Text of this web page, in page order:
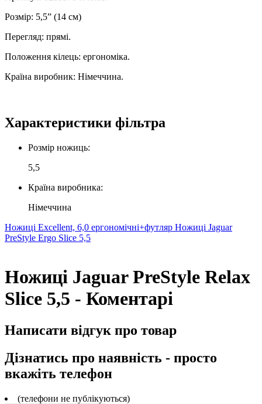
Розмір: 5,5” (14 см)
Перегляд: прямі.
Положення кілець: ергономіка.
Країна виробник: Німеччина.
Характеристики фільтра
Розмір ножиць:
5,5
Країна виробника:
Німеччина
Ножиці Excellent, 6,0 ергономічні+футляр Ножиці Jaguar
PreStyle Ergo Slice 5,5
Ножиці Jaguar PreStyle Relax
Slice 5,5 - Коментарі
Написати відгук про товар
Дізнатись про наявність - просто
вкажіть телефон
(телефони не публікуються)